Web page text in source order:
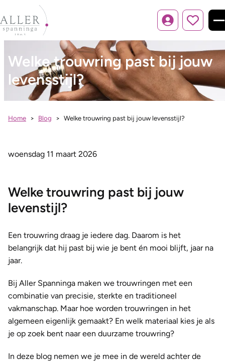
Inloggen
Welke trouwring past bij jouw
levensstijl?
Home Blog Welke trouwring past bij jouw levensstijl?
woensdag 11 maart 2026
Welke trouwring past bij jouw
levenstijl?
Een trouwring draag je iedere dag. Daarom is het
belangrijk dat hij past bij wie je bent én mooi blijft, jaar na
jaar.
Bij Aller Spanninga maken we trouwringen met een
combinatie van precisie, sterkte en traditioneel
vakmanschap. Maar hoe worden trouwringen in het
algemeen eigenlijk gemaakt? En welk materiaal kies je als
je op zoek bent naar een duurzame trouwring?
In deze blog nemen we je mee in de wereld achter de